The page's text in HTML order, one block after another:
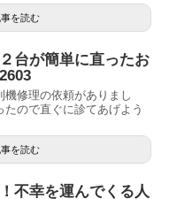
を読む
台が簡単に直ったお
修理の依頼がありまし
ので直ぐに診てあげよう
を読む
不幸を運んでくる人